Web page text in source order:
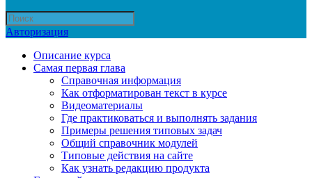
Авторизация
Описание курса
Самая первая глава
Справочная информация
Как отформатирован текст в курсе
Видеоматериалы
Где практиковаться и выполнять задания
Примеры решения типовых задач
Общий справочник модулей
Типовые действия на сайте
Как узнать редакцию продукта